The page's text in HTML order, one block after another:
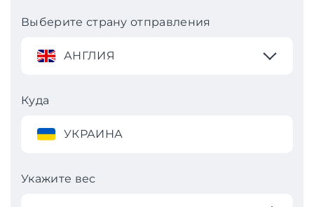
Выберите страну отправления
АНГЛИЯ
Куда
УКРАИНА
Укажите вес